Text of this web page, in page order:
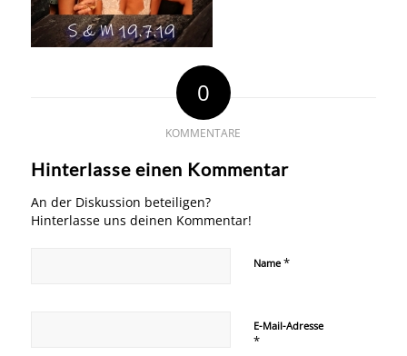
0
KOMMENTARE
Hinterlasse einen Kommentar
An der Diskussion beteiligen?
Hinterlasse uns deinen Kommentar!
Name *
E-Mail-Adresse
*